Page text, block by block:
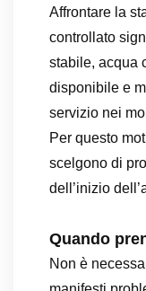
Affrontare la
controllato
stabile, acqua
disponibile e
servizio nei
Per questo
scelgono di
dell’inizio
Quando
Non è